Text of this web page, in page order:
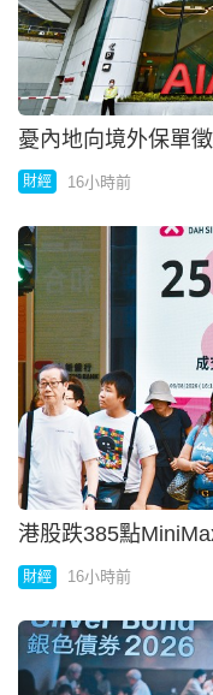
憂內地向境外保單
財經 16小時前
港股跌385點
財經 16小時前